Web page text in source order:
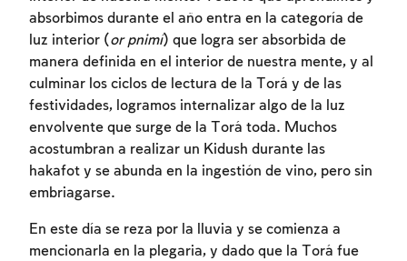
absorbimos durante el año entra en la categoría de
luz interior (or pnimí) que logra ser absorbida de
manera definida en el interior de nuestra mente, y al
culminar los ciclos de lectura de la Torá y de las
festividades, logramos internalizar algo de la luz
envolvente que surge de la Torá toda. Muchos
acostumbran a realizar un Kidush durante las
hakafot y se abunda en la ingestión de vino, pero sin
embriagarse.
En este día se reza por la lluvia y se comienza a
mencionarla en la plegaria, y dado que la Torá fue
Inscripcion requerida
Para marcar lo estudiado debe conectarse
a su cuenta o inscribirse.
Inscripcion Conectarse